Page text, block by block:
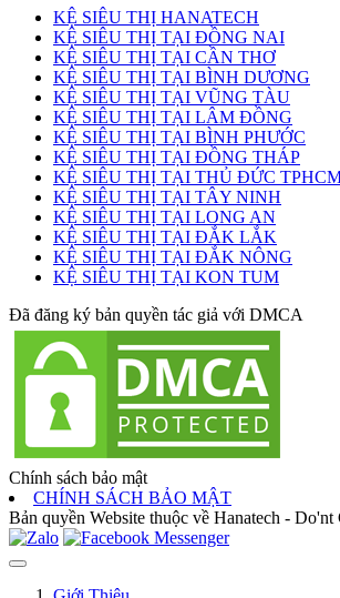
KỆ SIÊU THỊ HANATECH
KỆ SIÊU THỊ TẠI ĐỒNG NAI
KỆ SIÊU THỊ TẠI CẦN THƠ
KỆ SIÊU THỊ TẠI BÌNH DƯƠNG
KỆ SIÊU THỊ TẠI VŨNG TÀU
KỆ SIÊU THỊ TẠI LÂM ĐỒNG
KỆ SIÊU THỊ TẠI BÌNH PHƯỚC
KỆ SIÊU THỊ TẠI ĐỒNG THÁP
KỆ SIÊU THỊ TẠI THỦ ĐỨC
KỆ SIÊU THỊ TẠI TÂY NINH
KỆ SIÊU THỊ TẠI LONG AN
KỆ SIÊU THỊ TẠI ĐẮK LẮK
KỆ SIÊU THỊ TẠI ĐẮK NÔNG
KỆ SIÊU THỊ TẠI KON TUM
Đã đăng ký bản quyền tác giả với DMCA
Chính sách bảo mật
CHÍNH SÁCH BẢO MẬT
Bản quyền Website thuộc về Hanatech - Do'nt